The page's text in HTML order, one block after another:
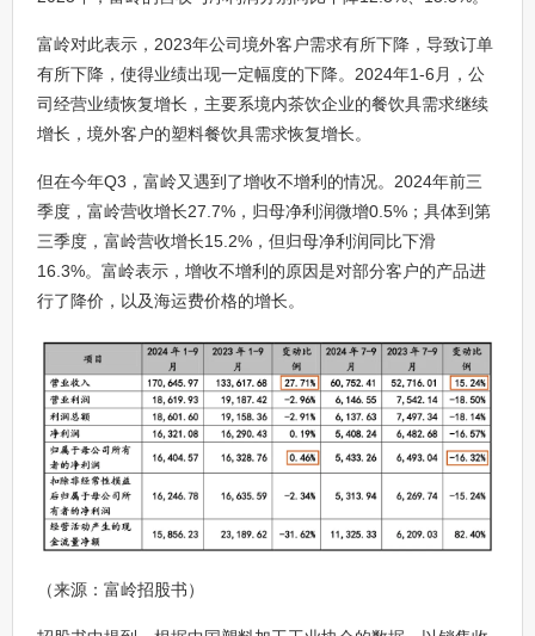
富岭对此表示，2023年公司境外客户需求有所下降，导致订单
有所下降，使得业绩出现一定幅度的下降。2024年1-6月，公
司经营业绩恢复增长，主要系境内茶饮企业的餐饮具需求继续
增长，境外客户的塑料餐饮具需求恢复增长。
但在今年Q3，富岭又遇到了增收不增利的情况。2024年前三
季度，富岭营收增长27.7%，归母净利润微增0.5%；具体到第
三季度，富岭营收增长15.2%，但归母净利润同比下滑
16.3%。富岭表示，增收不增利的原因是对部分客户的产品进
行了降价，以及海运费价格的增长。
（来源：富岭招股书）